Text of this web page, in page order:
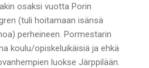
osaksi vuotta Porin
(tuli hoitamaan isänsä
perheineen. Pormestarin
koulu/opiskeluikäisiä ja ehkä
luokse Järppilään.